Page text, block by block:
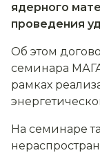
ядерного
проведения
Об этом
семинара
рамках
На семинаре